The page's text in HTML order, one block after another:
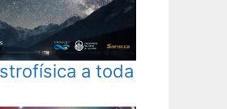
a toda